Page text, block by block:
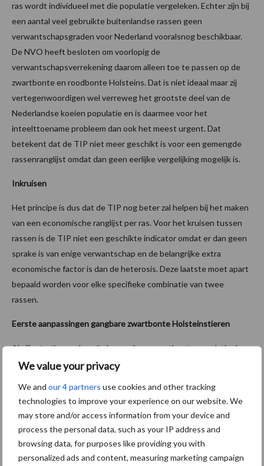
We value your privacy
We and our 4 partners use cookies and other tracking
technologies to improve your experience on our website. We
may store and/or access information from your device and
process the personal data, such as your IP address and
browsing data, for purposes like providing you with
personalized ads and content, measuring marketing campaign
ras wordt individueel met die populatie vergeleken. Echter zijn bij
een aantal veel gebruikte buitenlandse rassen geen
verwantschapsgraden voor Nederland vooralsnog beschikbaar.
De NVO heeft besloten om voorlopig de
verwantschapsverrekening daarom alleen toe te passen op de
zwartbonte en roodbonte Holsteins. Dat is niet ideaal maar zij
vertegenwoordigen wel verreweg het grootste deel van de
Nederlandse koeien populatie en is daarmee voor het
inteelttoename probleem dan ook het meest urgent. Dat
betekent dat de TIP niet meer geschikt is voor een gemengde
rassenranglijst omdat dan geen eerlijke vergelijking mogelijk is.
Inkruisen
Het principe is dus dat de TIP nog beter zal helpen bij het maken
van een economische ranglijst per ras. Voor het kruisen tussen
rassen is de TIP niet een geschikte indicator omdat er dan geen
sprake is van enige verwantschap en de belangrijke extra
economische factor is dan de heterosis. Deze laatste moet apart
bepaald worden voor elke specifieke combinatie van twee
rassen.
Eerste aanpassingen gangbare zwartbonte Holsteinstieren
Als illustratie worden uit de gangbare zwartbonte populatie de
stieren met de grootste aanpassingen weergeven en ook de
2018 fokwaarden. Dit is een innovatieve benadering waarvan we
bij komende draaien nog aanpassingen nodig zijn.